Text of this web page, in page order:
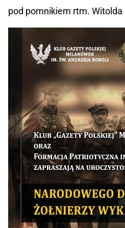
pod pomnikiem rtm. Witolda